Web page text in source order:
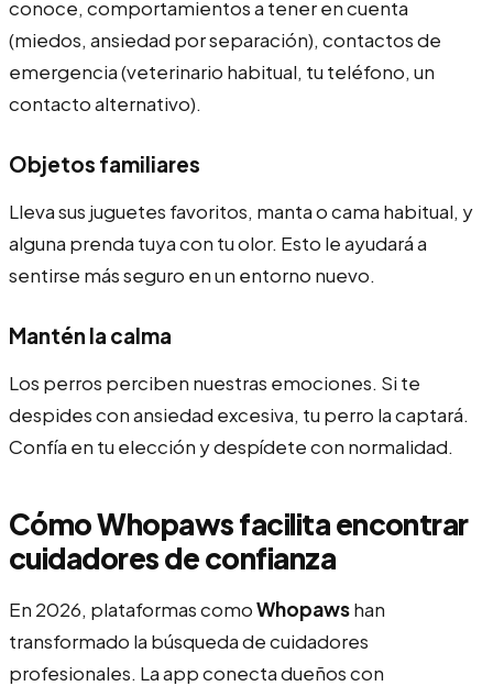
conoce, comportamientos a tener en cuenta
(miedos, ansiedad por separación), contactos de
emergencia (veterinario habitual, tu teléfono, un
contacto alternativo).
Objetos familiares
Lleva sus juguetes favoritos, manta o cama habitual, y
alguna prenda tuya con tu olor. Esto le ayudará a
sentirse más seguro en un entorno nuevo.
Mantén la calma
Los perros perciben nuestras emociones. Si te
despides con ansiedad excesiva, tu perro la captará.
Confía en tu elección y despídete con normalidad.
Cómo Whopaws facilita encontrar
cuidadores de confianza
En 2026, plataformas comoWhopawshan
transformado la búsqueda de cuidadores
profesionales. La app conecta dueños con